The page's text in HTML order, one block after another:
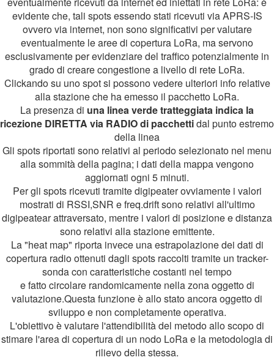
evidente che, tali spots essendo stati ricevuti via APRS-IS
ovvero via internet, non sono significativi per valutare
eventualmente le aree di copertura LoRa, ma servono
esclusivamente per evidenziare del traffico potenzialmente in
grado di creare congestione a livello di rete LoRa.
Clickando su uno spot si possono vedere ulteriori info relative
alla stazione che ha emesso il pacchetto LoRa.
La presenza di una linea verde tratteggiata indica la
ricezione DIRETTA via RADIO di pacchettidal punto estremo
della linea
Gli spots riportati sono relativi al periodo selezionato nel menu
alla sommità della pagina; i dati della mappa vengono
aggiornati ogni 5 minuti.
Per gli spots ricevuti tramite digipeater ovviamente i valori
mostrati di RSSI,SNR e freq.drift sono relativi all'ultimo
digipeatear attraversato, mentre i valori di posizione e distanza
sono relativi alla stazione emittente.
La "heat map" riporta invece una estrapolazione dei dati di
copertura radio ottenuti dagli spots raccolti tramite un tracker-
sonda con caratteristiche costanti nel tempo
e fatto circolare randomicamente nella zona oggetto di
valutazione.Questa funzione è allo stato ancora oggetto di
sviluppo e non completamente operativa.
L'obiettivo è valutare l'attendibilità del metodo allo scopo di
stimare l'area di copertura di un nodo LoRa e la metodologia di
rilievo della stessa.